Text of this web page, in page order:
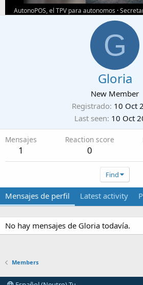
AutonoPOS, el TPV para autonomos ·
G
Gloria
New Member
Registrado 10 Oct
Last seen 10 Oct
Mensajes
1
Reaction score
0
Find
Mensajes de perfil Latest activity
No hay mensajes de Gloria todavía.
Members